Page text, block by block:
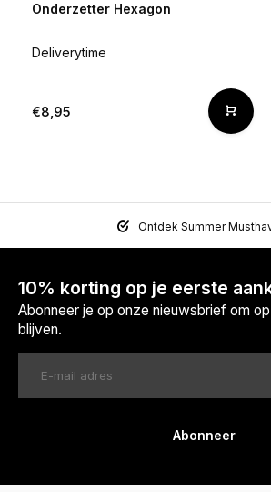
Onderzetter Hexagon
Deliverytime
€8,95
Ontdek Summer
10% korting op je eerste
Abonneer je op onze nieuwsbrief om
blijven.
Abonneer